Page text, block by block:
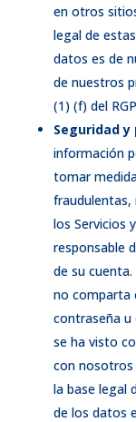
en otros
legal de
datos es de
de nuestros
(1) (f) del
Seguridad
información
tomar
fraudulentas,
los Servicios
responsable
de su
no comparta
contraseña u
se ha visto
con nosotros
la base legal
de los datos